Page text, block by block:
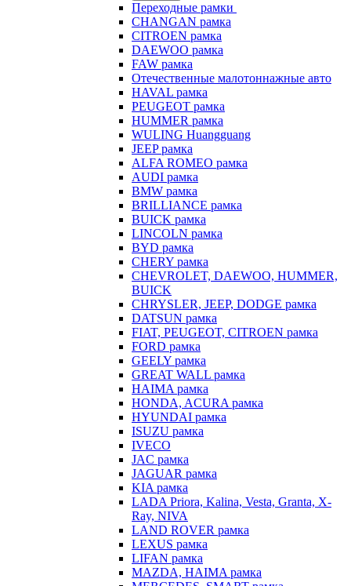
Переходные рамки
CHANGAN рамка
CITROEN рамка
DAEWOO рамка
FAW рамка
Отечественные малотоннажные авто
HAVAL рамка
PEUGEOT рамка
HUMMER рамка
WULING Huangguang
JEEP рамка
ALFA ROMEO рамка
AUDI рамка
BMW рамка
BRILLIANCE рамка
BUICK рамка
LINCOLN рамка
BYD рамка
CHERY рамка
CHEVROLET, DAEWOO, HUMMER,
BUICK
CHRYSLER, JEEP, DODGE рамка
DATSUN рамка
FIAT, PEUGEOT, CITROEN рамка
FORD рамка
GEELY рамка
GREAT WALL рамка
HAIMA рамка
HONDA, ACURA рамка
HYUNDAI рамка
ISUZU рамка
IVECO
JAC рамка
JAGUAR рамка
KIA рамка
LADA Priora, Kalina, Vesta, Granta, X-
Ray, NIVA
LAND ROVER рамка
LEXUS рамка
LIFAN рамка
MAZDA, HAIMA рамка